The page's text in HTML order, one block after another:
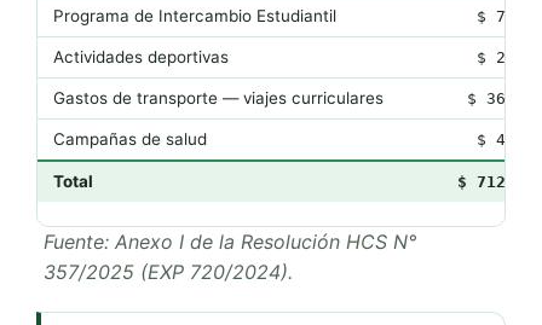
Programa de Intercambio Estudiantil $
Actividades deportivas $
Gastos de transporte — viajes curriculares $
Campañas de salud $
Total $
Fuente: Anexo I de la Resolución HCS N°
357/2025 (EXP 720/2024).